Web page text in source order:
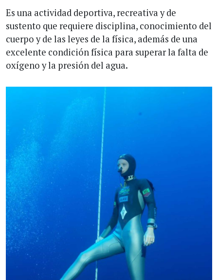
Es una actividad deportiva, recreativa y de
sustento que requiere disciplina, conocimiento del
cuerpo y de las leyes de la física, además de una
excelente condición física para superar la falta de
oxígeno y la presión del agua.